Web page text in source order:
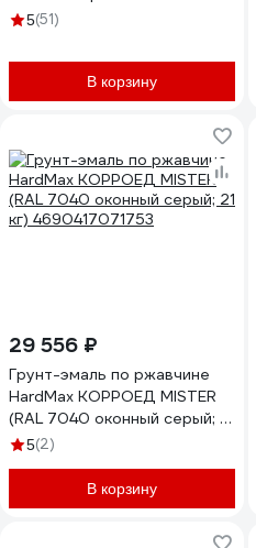
глянцевая, банка 2 л 213351
5(51)
В корзину
29 556 ₽
Грунт-эмаль по ржавчине
HardMax КОРРОЕД MISTER
(RAL 7040 оконный серый; 21
кг) 4690417071753
5(2)
В корзину